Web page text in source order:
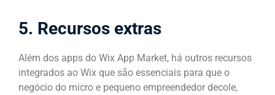
5. Recursos extras
Além dos apps do Wix App Market, há outros recursos
integrados ao Wix que são essenciais para que o
negócio do micro e pequeno empreendedor decole,